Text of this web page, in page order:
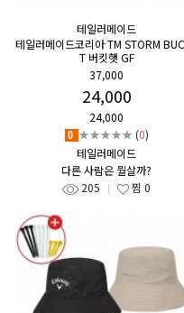
테일러메이드
테일러메이드코리아 TM STORM
T 버킷햇 GF
37,000
24,000
24,000
0 ★★★★★ (0)
테일러메이드
다른 사람은 뭘살까?
205
찜 0